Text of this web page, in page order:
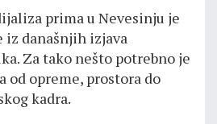
prima u Nevesinju je
iz današnjih izjava
Za tako nešto potrebno je
od opreme, prostora do
kadra.